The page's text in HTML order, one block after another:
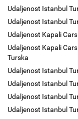
Udaljenost Istanbul
Udaljenost Istanbul
Udaljenost Kapali
Udaljenost Kapali
Turska
Udaljenost Istanbul
Udaljenost Istanbul
Udaljenost Istanbul
Udaljenost Istanbul